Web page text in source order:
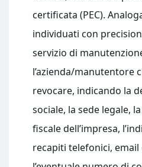
certificata (PEC).
individuati con
servizio di
l’azienda/manutentore
revocare, indicando la
sociale, la sede legale,
fiscale dell’impresa,
recapiti telefonici, email